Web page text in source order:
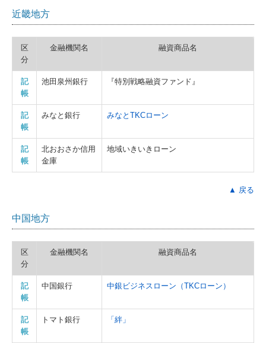
近畿地方
区
分
金融機関名 融資商品名
記
帳
池田泉州銀行 『特別戦略融資ファンド』
記
帳
みなと銀行 みなとTKCローン
記
帳
北おおさか信用
金庫
地域いきいきローン
▲ 戻る
中国地方
区
分
金融機関名 融資商品名
記
帳
中国銀行 中銀ビジネスローン（TKCローン）
記
帳
トマト銀行 「絆」